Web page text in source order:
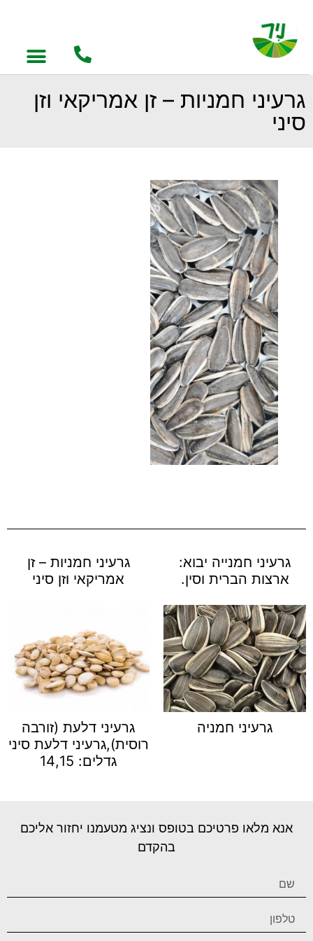
גרעיני חמניות – זן אמריקאי וזן
סיני
גרעיני חמנייה יבוא:
ארצות הברית וסין.
גרעיני חמניות – זן
אמריקאי וזן סיני
גרעיני חמניה
גרעיני דלעת (זורבה
רוסית),גרעיני דלעת סיני
גדלים: 14,15
אנא מלאו פרטיכם בטופס ונציג מטעמנו יחזור אליכם
בהקדם